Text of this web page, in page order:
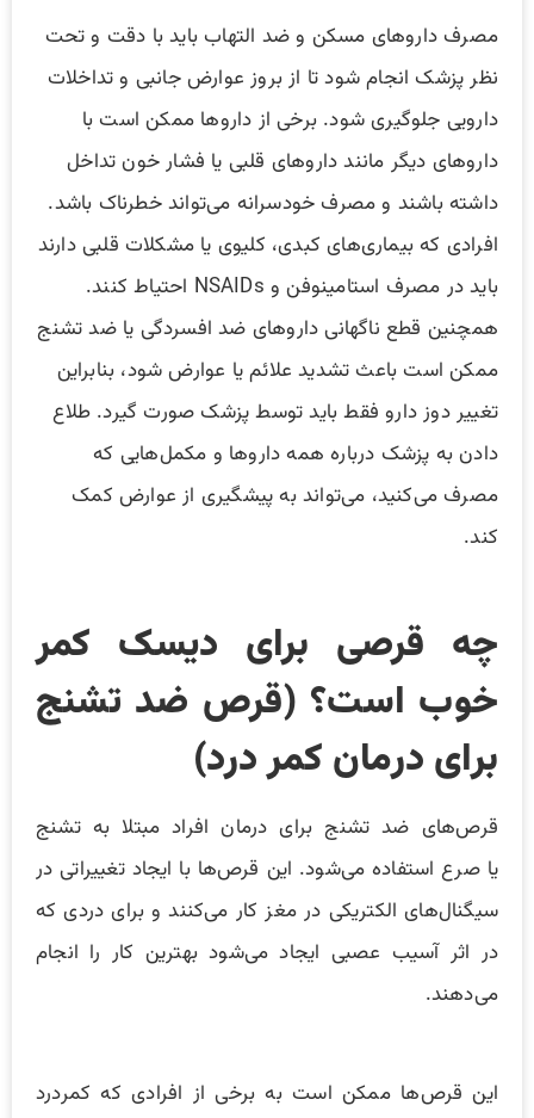
مصرف داروهای مسکن و ضد التهاب باید با دقت و تحت
نظر پزشک انجام شود تا از بروز عوارض جانبی و تداخلات
دارویی جلوگیری شود. برخی از داروها ممکن است با
داروهای دیگر مانند داروهای قلبی یا فشار خون تداخل
داشته باشند و مصرف خودسرانه می‌تواند خطرناک باشد.
افرادی که بیماری‌های کبدی، کلیوی یا مشکلات قلبی دارند
باید در مصرف استامینوفن و NSAIDs احتیاط کنند.
همچنین قطع ناگهانی داروهای ضد افسردگی یا ضد تشنج
ممکن است باعث تشدید علائم یا عوارض شود، بنابراین
تغییر دوز دارو فقط باید توسط پزشک صورت گیرد. طلاع
دادن به پزشک درباره همه داروها و مکمل‌هایی که
مصرف می‌کنید، می‌تواند به پیشگیری از عوارض کمک
کند.
چه قرصی برای دیسک کمر
خوب است؟ (قرص‌ ضد تشنج
برای درمان کمر درد)
قرص‌های ضد تشنج برای درمان افراد مبتلا به تشنج
یا صرع استفاده می‌شود‌. این قرص‌ها با ایجاد تغییراتی در
سیگنال‌های الکتریکی در مغز کار می‌کنند و برای دردی که
در اثر آسیب عصبی ایجاد می‌شود بهترین کار را انجام
می‌دهند.
این قرص‌ها ممکن است به برخی از افرادی که کمردرد